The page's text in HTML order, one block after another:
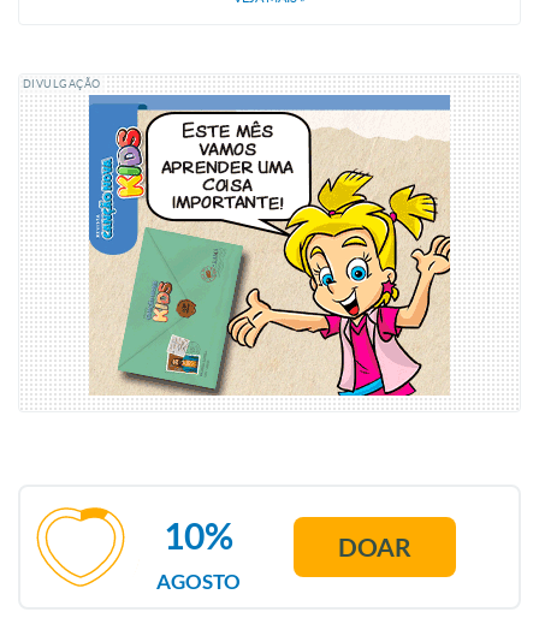
DIVULGAÇÃO
AGOSTO
10% DOAR